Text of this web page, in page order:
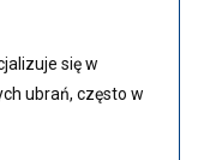
się w
ubrań, często w